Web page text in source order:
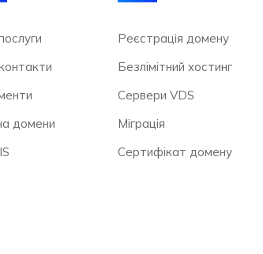
домени
Реєстрація домену
Безлімітний хостинг
Сервери VDS
Міграція
Сертифікат домену